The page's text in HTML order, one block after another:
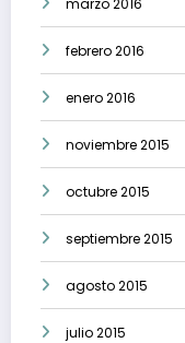
febrero 2016
enero 2016
noviembre 2015
octubre 2015
septiembre 2015
agosto 2015
julio 2015